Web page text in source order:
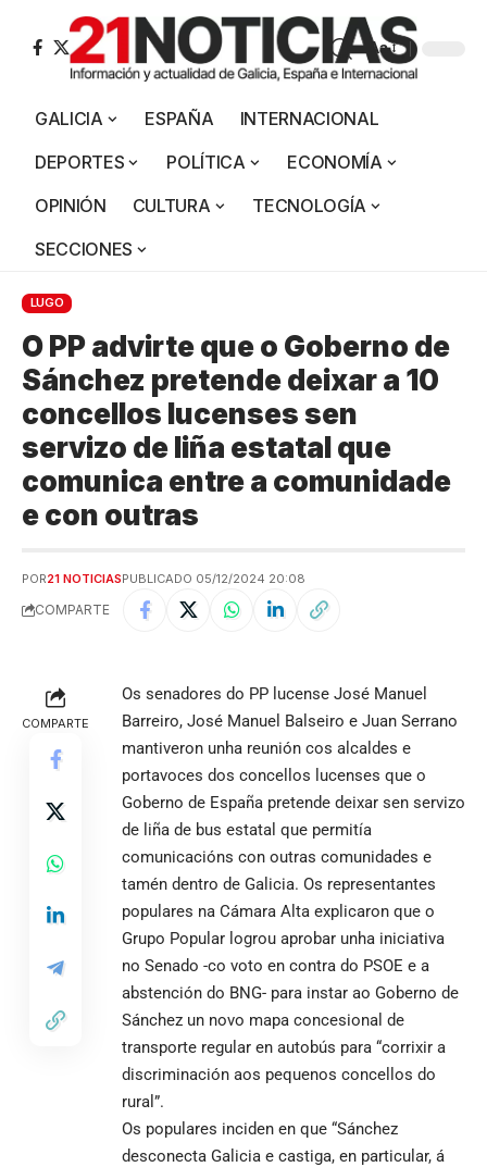
Aa
GALICIA ESPAÑA
INTERNACIONAL
DEPORTES
POLÍTICA
ECONOMÍA
OPINIÓN
CULTURA
TECNOLOGÍA
SECCIONES
LUGO
O PP advirte que o Goberno de
Sánchez pretende deixar a 10
concellos lucenses sen
servizo de liña estatal que
comunica entre a comunidade
e con outras
POR21 NOTICIASPUBLICADO 05/12/2024 20:08
COMPARTE
COMPARTE
Os senadores do PP lucense José Manuel
Barreiro, José Manuel Balseiro e Juan Serrano
mantiveron unha reunión cos alcaldes e
portavoces dos concellos lucenses que o
Goberno de España pretende deixar sen servizo
de liña de bus estatal que permitía
comunicacións con outras comunidades e
tamén dentro de Galicia. Os representantes
populares na Cámara Alta explicaron que o
Grupo Popular logrou aprobar unha iniciativa
no Senado -co voto en contra do PSOE e a
abstención do BNG- para instar ao Goberno de
Sánchez un novo mapa concesional de
transporte regular en autobús para “corrixir a
discriminación aos pequenos concellos do
rural”.
Os populares inciden en que “Sánchez
desconecta Galicia e castiga, en particular, á